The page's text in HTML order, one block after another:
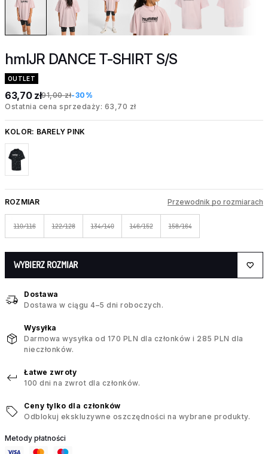
hmlJR DANCE T-SHIRT S/S
OUTLET
63,70 zł91,00 zł-30%
Ostatnia cena sprzedaży: 63,70 zł
KOLOR: BARELY PINK
ROZMIAR Przewodnik po rozmiarach
110/116 122/128 134/140 146/152 158/164
WYBIERZ ROZMIAR
Dostawa
Dostawa w ciągu 4–5 dni roboczych.
Wysyłka
Darmowa wysyłka od 170 PLN dla członków i 285 PLN dla
nieczłonków.
Łatwe zwroty
100 dni na zwrot dla członków.
Ceny tylko dla członków
Odblokuj ekskluzywne oszczędności na wybrane produkty.
Metody płatności